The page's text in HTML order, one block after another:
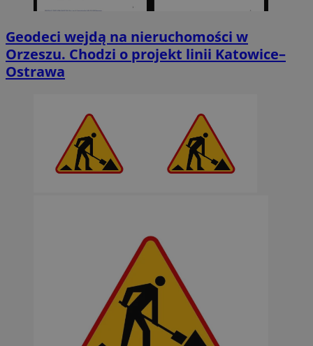
Geodeci wejdą na nieruchomości w
Orzeszu. Chodzi o projekt linii Katowice–
Ostrawa